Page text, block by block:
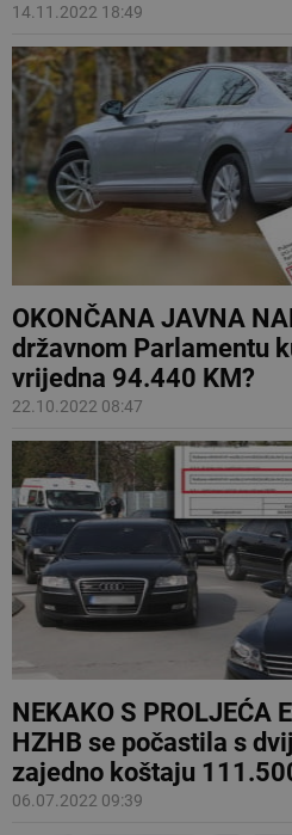
14.11.2022 18:49
OKONČANA JAVNA
državnom Parlamentu
vrijedna 94.440 KM?
22.10.2022 08:47
NEKAKO S PROLJEĆA
HZHB se počastila s
zajedno koštaju
06.07.2022 09:39